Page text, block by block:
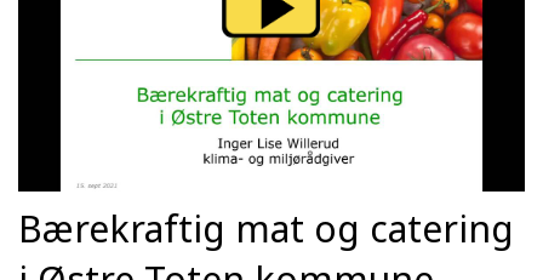
Bærekraftig mat og catering